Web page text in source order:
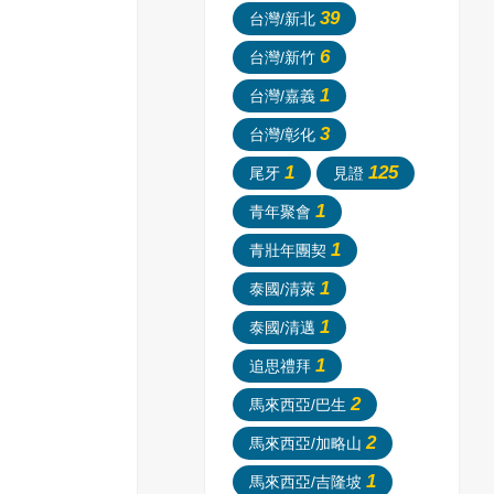
台灣/新北 39
台灣/新竹 6
台灣/嘉義 1
台灣/彰化 3
尾牙 1 見證 125
青年聚會 1
青壯年團契 1
泰國/清萊 1
泰國/清邁 1
追思禮拜 1
馬來西亞/巴生 2
馬來西亞/加略山 2
馬來西亞/吉隆坡 1